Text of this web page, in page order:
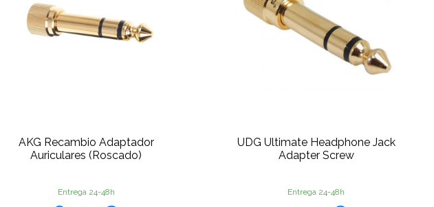
AKG Recambio Adaptador
Auriculares (Roscado)
Entrega 24-48h
UDG Ultimate Headphone Jack
Adapter Screw
Entrega 24-48h